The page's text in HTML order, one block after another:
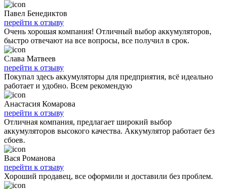
Павел Бенедиктов
перейти к отзыву
Очень хорошая компания! Отличный выбор аккумуляторов,
быстро отвечают на все вопросы, все получил в срок.
Слава Матвеев
перейти к отзыву
Покупал здесь аккумуляторы для предприятия, всё идеально
работает и удобно. Всем рекомендую
Анастасия Комарова
перейти к отзыву
Отличная компания, предлагает широкий выбор
аккумуляторов высокого качества. Аккумулятор работает без
сбоев.
Вася Романова
перейти к отзыву
Хороший продавец, все оформили и доставили без проблем.